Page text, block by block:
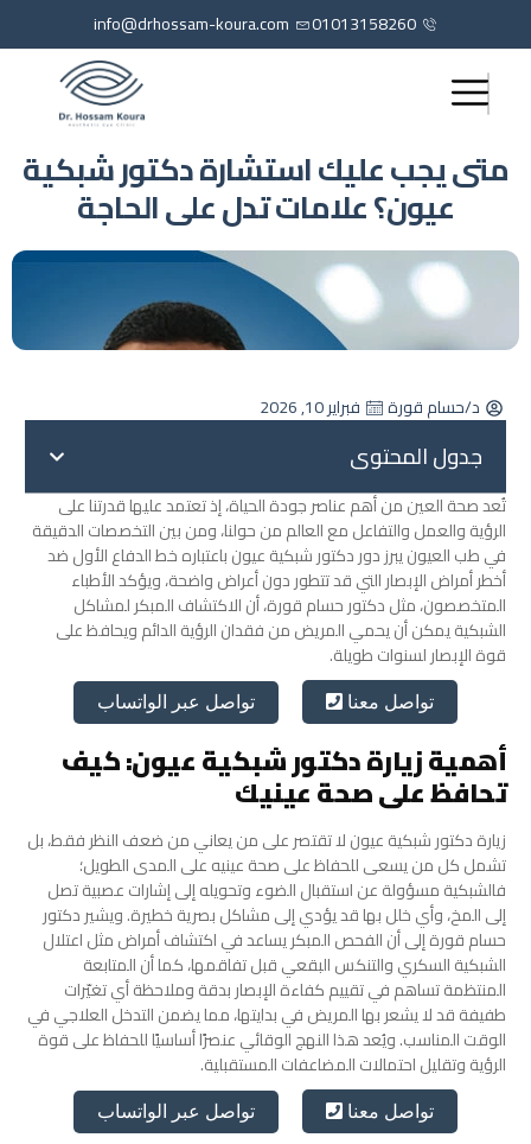
01013158260
info@drhossam-koura.com
متى يجب عليك استشارة دكتور شبكية
عيون؟ علامات تدل على الحاجة
د/حسام قورة فبراير 10, 2026
جدول المحتوى
تُعد صحة العين من أهم عناصر جودة الحياة، إذ تعتمد عليها قدرتنا على
الرؤية والعمل والتفاعل مع العالم من حولنا، ومن بين التخصصات الدقيقة
في طب العيون يبرز دور دكتور شبكية عيون باعتباره خط الدفاع الأول ضد
أخطر أمراض الإبصار التي قد تتطور دون أعراض واضحة، ويؤكد الأطباء
المتخصصون، مثل دكتور حسام قورة، أن الاكتشاف المبكر لمشاكل
الشبكية يمكن أن يحمي المريض من فقدان الرؤية الدائم ويحافظ على
قوة الإبصار لسنوات طويلة.
تواصل معنا تواصل عبر الواتساب
أهمية زيارة دكتور شبكية عيون: كيف
تحافظ على صحة عينيك
زيارة دكتور شبكية عيون لا تقتصر على من يعاني من ضعف النظر فقط، بل
تشمل كل من يسعى للحفاظ على صحة عينيه على المدى الطويل؛
فالشبكية مسؤولة عن استقبال الضوء وتحويله إلى إشارات عصبية تصل
إلى المخ، وأي خلل بها قد يؤدي إلى مشاكل بصرية خطيرة.ويشير دكتور
حسام قورة إلى أن الفحص المبكر يساعد في اكتشاف أمراض مثل اعتلال
الشبكية السكري والتنكس البقعي قبل تفاقمها، كما أن المتابعة
المنتظمة تساهم في تقييم كفاءة الإبصار بدقة وملاحظة أي تغيّرات
طفيفة قد لا يشعر بها المريض في بدايتها، مما يضمن التدخل العلاجي في
الوقت المناسب.ويُعد هذا النهج الوقائي عنصرًا أساسيًا للحفاظ على قوة
الرؤية وتقليل احتمالات المضاعفات المستقبلية.
تواصل معنا تواصل عبر الواتساب